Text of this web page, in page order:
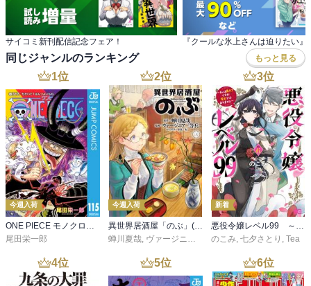
サイコミ新刊配信記念フェア！
同じジャンルのランキング もっと見る
1位
今週入荷
ONE PIECE モノクロ版 115
尾田栄一郎
2位
今週入荷
異世界居酒屋「のぶ」(22)
蝉川夏哉, ヴァージニア二等兵 ,転
3位
新着
悪役令嬢レベル99 ～私は裏ボスですが魔王ではありません～ その６
のこみ, 七夕さとり , Tea
4位 5位 6位